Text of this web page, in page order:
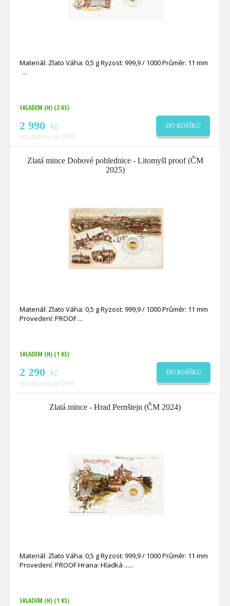
Materiál: Zlato Váha: 0,5 g Ryzost: 999,9 / 1000 Průměr: 11 mm
SKLADEM (H) (2 KS)
2 990 Kč
osvobozeno od DPH
DO KOŠÍKU
Zlatá mince Dobové pohlednice - Litomyšl proof (ČM
2025)
Materiál: Zlato Váha: 0,5 g Ryzost: 999,9 / 1000 Průměr: 11 mm
Provedení: PROOF
SKLADEM (H) (1 KS)
2 290 Kč
osvobozeno od DPH
DO KOŠÍKU
Zlatá mince - Hrad Pernštejn (ČM 2024)
Materiál: Zlato Váha: 0,5 g Ryzost: 999,9 / 1000 Průměr: 11 mm
Provedení: PROOF Hrana: Hladká ...
SKLADEM (H) (1 KS)